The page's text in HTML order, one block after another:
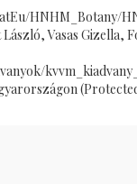
HNHM_Botany/
Vasas Gizella,